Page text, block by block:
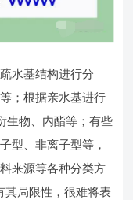
水基结构进行分
；根据亲水基进行
生物、内酯等；有些
型、非离子型等，
来源等各种分类方
其局限性，很难将表